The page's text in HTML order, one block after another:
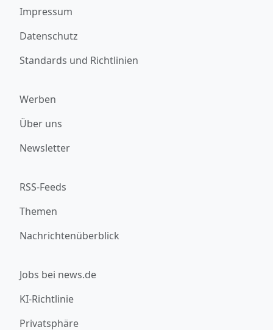
Impressum
Datenschutz
Standards und Richtlinien
Werben
Über uns
Newsletter
RSS-Feeds
Themen
Nachrichtenüberblick
Jobs bei news.de
KI-Richtlinie
Privatsphäre